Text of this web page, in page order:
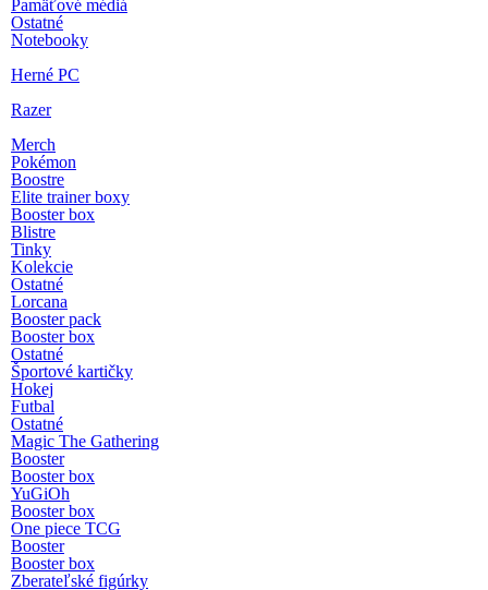
Pamäťové médiá
Ostatné
Notebooky
Herné PC
Razer
Merch
Pokémon
Boostre
Elite trainer boxy
Booster box
Blistre
Tinky
Kolekcie
Ostatné
Lorcana
Booster pack
Booster box
Ostatné
Športové kartičky
Hokej
Futbal
Ostatné
Magic The Gathering
Booster
Booster box
YuGiOh
Booster box
One piece TCG
Booster
Booster box
Zberateľské figúrky